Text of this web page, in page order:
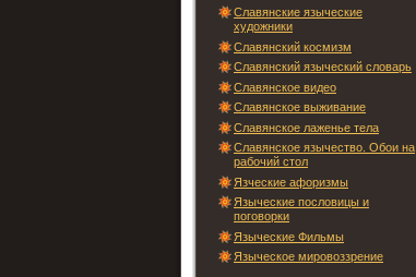
Славянские языческие
художники
Славянский космизм
Славянский языческий словарь
Славянское видео
Славянское выживание
Славянское лаженье тела
Славянское язычество. Обои на
рабочий стол
Язческие афоризмы
Языческие пословицы и
поговорки
Языческие Фильмы
Языческое мировоззрение